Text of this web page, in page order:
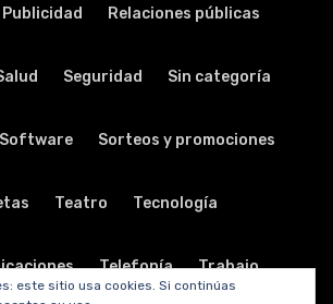
Publicidad Relaciones públicas
Seguridad Sin categoría
Software Sorteos y promociones
Teatro Tecnología
Telefonía Trabajo
este sitio usa cookies. Si continúas